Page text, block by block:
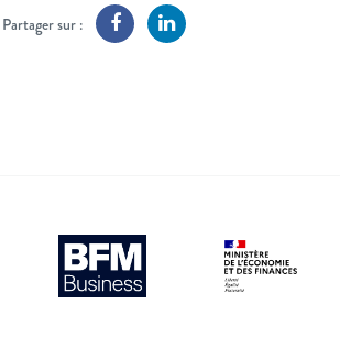
Partager sur :